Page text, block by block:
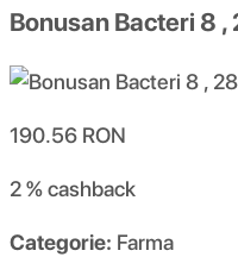
Bonusan Bacteri 8 ,
190.56 RON
2 %cashback
Categorie: Farma